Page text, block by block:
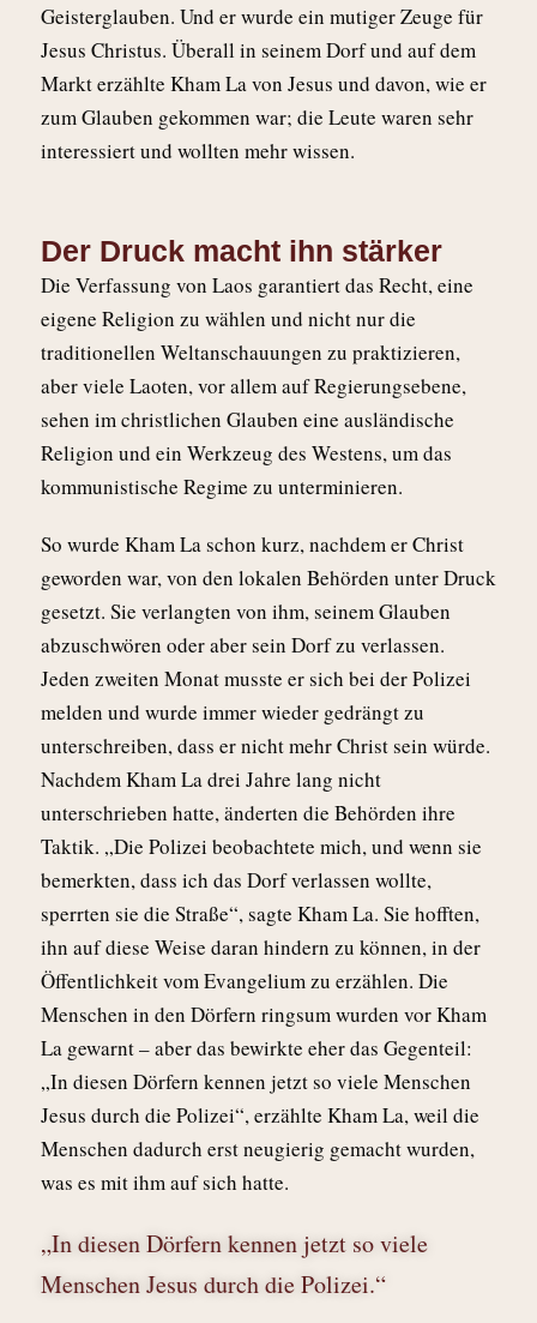
Geisterglauben. Und er wurde ein mutiger Zeuge für
Jesus Christus. Überall in seinem Dorf und auf dem
Markt erzählte Kham La von Jesus und davon, wie er
zum Glauben gekommen war; die Leute waren sehr
interessiert und wollten mehr wissen.
Der Druck macht ihn stärker
Die Verfassung von Laos garantiert das Recht, eine
eigene Religion zu wählen und nicht nur die
traditionellen Weltanschauungen zu praktizieren,
aber viele Laoten, vor allem auf Regierungsebene,
sehen im christlichen Glauben eine ausländische
Religion und ein Werkzeug des Westens, um das
kommunistische Regime zu unterminieren.
So wurde Kham La schon kurz, nachdem er Christ
geworden war, von den lokalen Behörden unter Druck
gesetzt. Sie verlangten von ihm, seinem Glauben
abzuschwören oder aber sein Dorf zu verlassen.
Jeden zweiten Monat musste er sich bei der Polizei
melden und wurde immer wieder gedrängt zu
unterschreiben, dass er nicht mehr Christ sein würde.
Nachdem Kham La drei Jahre lang nicht
unterschrieben hatte, änderten die Behörden ihre
Taktik. „Die Polizei beobachtete mich, und wenn sie
bemerkten, dass ich das Dorf verlassen wollte,
sperrten sie die Straße“, sagte Kham La. Sie hofften,
ihn auf diese Weise daran hindern zu können, in der
Öffentlichkeit vom Evangelium zu erzählen. Die
Menschen in den Dörfern ringsum wurden vor Kham
La gewarnt – aber das bewirkte eher das Gegenteil:
„In diesen Dörfern kennen jetzt so viele Menschen
Jesus durch die Polizei“, erzählte Kham La, weil die
Menschen dadurch erst neugierig gemacht wurden,
was es mit ihm auf sich hatte.
„In diesen Dörfern kennen jetzt so viele
Menschen Jesus durch die Polizei.“